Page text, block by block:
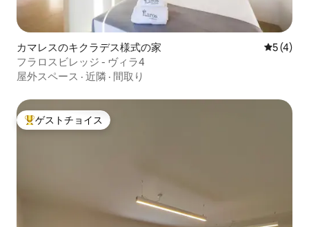
カマレスのキクラデス様式の家 レビュー
5 (4)
フラロスビレッジ - ヴィラ4
屋外スペース · 近隣 · 間取り
大好評のゲストチョイスです。
ゲストチョイス